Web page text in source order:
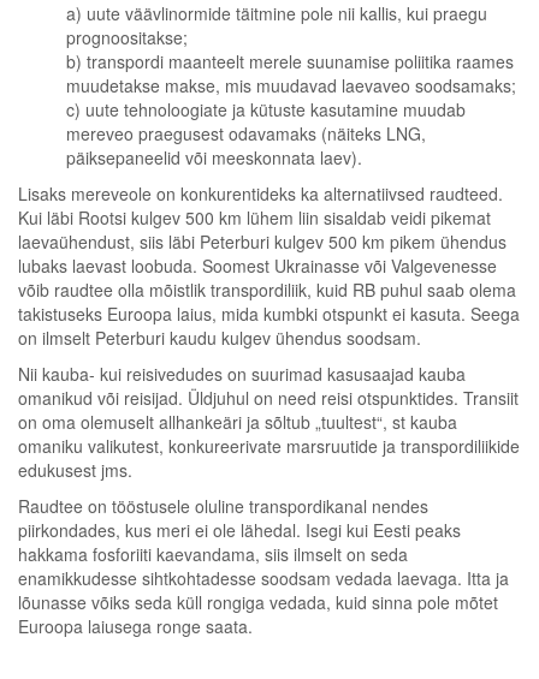
a) uute väävlinormide täitmine pole nii kallis, kui praegu
prognoositakse;
b) transpordi maanteelt merele suunamise poliitika raames
muudetakse makse, mis muudavad laevaveo soodsamaks;
c) uute tehnoloogiate ja kütuste kasutamine muudab
mereveo praegusest odavamaks (näiteks LNG,
päiksepaneelid või meeskonnata laev).
Lisaks mereveole on konkurentideks ka alternatiivsed raudteed.
Kui läbi Rootsi kulgev 500 km lühem liin sisaldab veidi pikemat
laevaühendust, siis läbi Peterburi kulgev 500 km pikem ühendus
lubaks laevast loobuda. Soomest Ukrainasse või Valgevenesse
võib raudtee olla mõistlik transpordiliik, kuid RB puhul saab olema
takistuseks Euroopa laius, mida kumbki otspunkt ei kasuta. Seega
on ilmselt Peterburi kaudu kulgev ühendus soodsam.
Nii kauba- kui reisivedudes on suurimad kasusaajad kauba
omanikud või reisijad. Üldjuhul on need reisi otspunktides. Transiit
on oma olemuselt allhankeäri ja sõltub „tuultest“, st kauba
omaniku valikutest, konkureerivate marsruutide ja transpordiliikide
edukusest jms.
Raudtee on tööstusele oluline transpordikanal nendes
piirkondades, kus meri ei ole lähedal. Isegi kui Eesti peaks
hakkama fosforiiti kaevandama, siis ilmselt on seda
enamikkudesse sihtkohtadesse soodsam vedada laevaga. Itta ja
lõunasse võiks seda küll rongiga vedada, kuid sinna pole mõtet
Euroopa laiusega ronge saata.